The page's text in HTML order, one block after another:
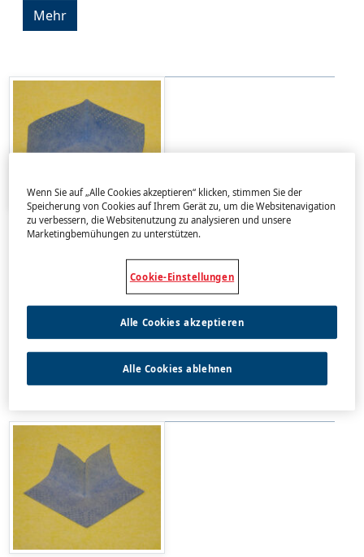
Mehr
CIMSEC DICHTECKE INNEN
Vorgefertigtes Dichtelement für optimale
Sicherheit gegen Durchfeuchtung der
Innenecken, zusätzlich mit 20 mm Perforation
auf beiden Seiten zur besseren Anhaftung
ausgestattet.
Wenn Sie auf „Alle Cookies akzeptieren“ klicken, stimmen Sie der
Speicherung von Cookies auf Ihrem Gerät zu, um die Websitenavigation
zu verbessern, die Websitenutzung zu analysieren und unsere
Marketingbemühungen zu unterstützen.
Cookie-Einstellungen
Alle Cookies ablehnen
Alle Cookies akzeptieren